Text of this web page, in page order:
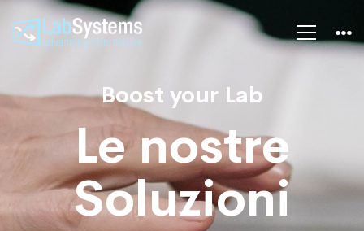
Soluzioni
Boost your Lab
Le nostre
Soluzioni